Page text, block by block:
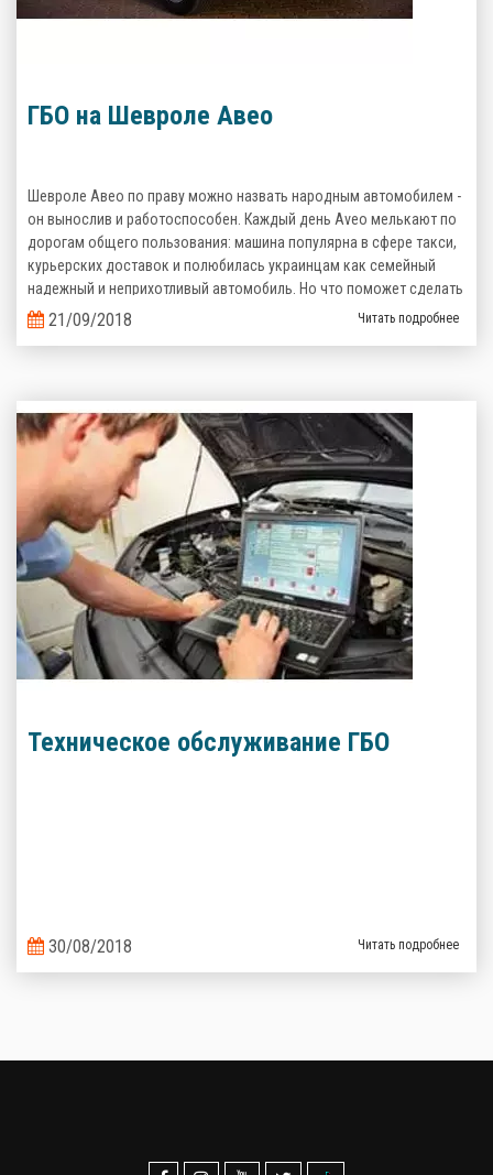
ГБО на Шевроле Авео
Шевроле Авео по праву можно назвать народным автомобилем -
он вынослив и работоспособен. Каждый день Aveo мелькают по
дорогам общего пользования: машина популярна в сфере такси,
курьерских доставок и полюбилась украинцам как семейный
надежный и неприхотливый автомобиль. Но что поможет сделать
его эксплуатацию еще более выгодной? Верно, комплект
газобаллонного оборудования, которое сэкономит кучу денег на
21/09/2018 Читать подробнее
Техническое обслуживание ГБО
30/08/2018 Читать подробнее